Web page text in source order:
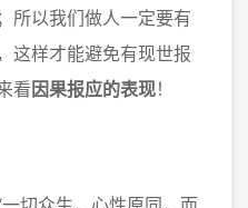
所以我们做人一定要有
这样才能避免有现世报
看 因果报应的表现！